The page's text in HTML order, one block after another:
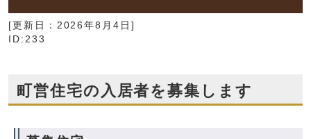
[更新日： 2026年8月4日 ]
ID:233
町営住宅の入居者を募集します